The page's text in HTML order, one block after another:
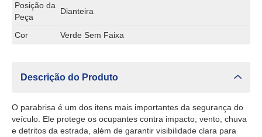
Posição da
Peça
Dianteira
Cor Verde Sem Faixa
Descrição do Produto
O parabrisa é um dos itens mais importantes da segurança do
veículo. Ele protege os ocupantes contra impacto, vento, chuva
e detritos da estrada, além de garantir visibilidade clara para